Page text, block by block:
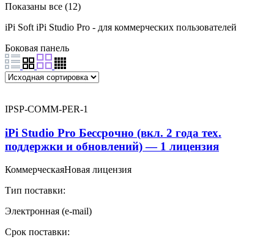
Показаны все (12)
iPi Soft iPi Studio Pro - для коммерческих пользователей
Боковая панель
IPSP-COMM-PER-1
iPi Studio Pro Бессрочно (вкл. 2 года тех.
поддержки и обновлений) — 1 лицензия
КоммерческаяНовая лицензия
Тип поставки:
Электронная (e-mail)
Срок поставки: